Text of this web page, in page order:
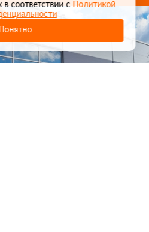
в соответствии сПолитикой
Понятно